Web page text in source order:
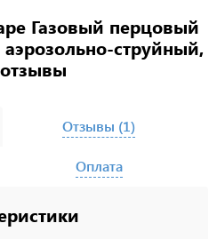
Газовый перцовый
струйный,
Отзывы (1)
Оплата